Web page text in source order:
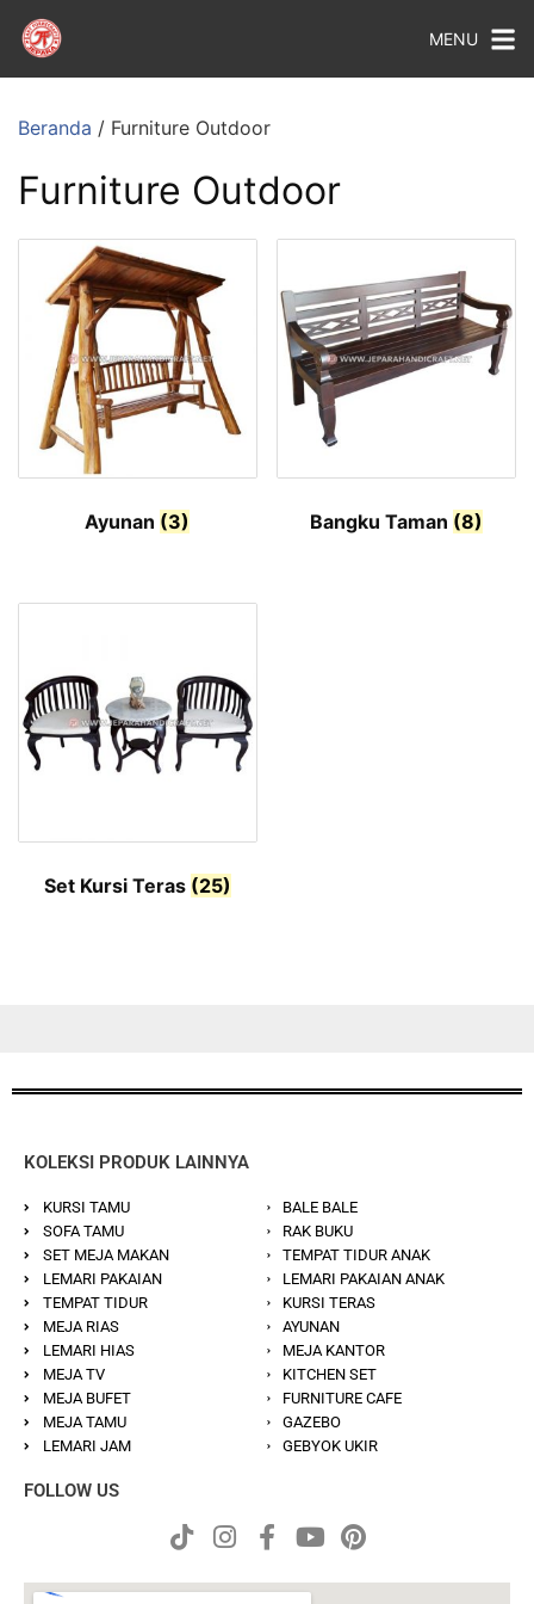
MENU
Beranda / Furniture Outdoor
Furniture Outdoor
Ayunan (3) Bangku Taman (8)
Set Kursi Teras (25)
KOLEKSI PRODUK LAINNYA
KURSI TAMU
SOFA TAMU
SET MEJA MAKAN
LEMARI PAKAIAN
TEMPAT TIDUR
MEJA RIAS
LEMARI HIAS
MEJA TV
MEJA BUFET
MEJA TAMU
LEMARI JAM
BALE BALE
RAK BUKU
TEMPAT TIDUR ANAK
LEMARI PAKAIAN ANAK
KURSI TERAS
AYUNAN
MEJA KANTOR
KITCHEN SET
FURNITURE CAFE
GAZEBO
GEBYOK UKIR
FOLLOW US